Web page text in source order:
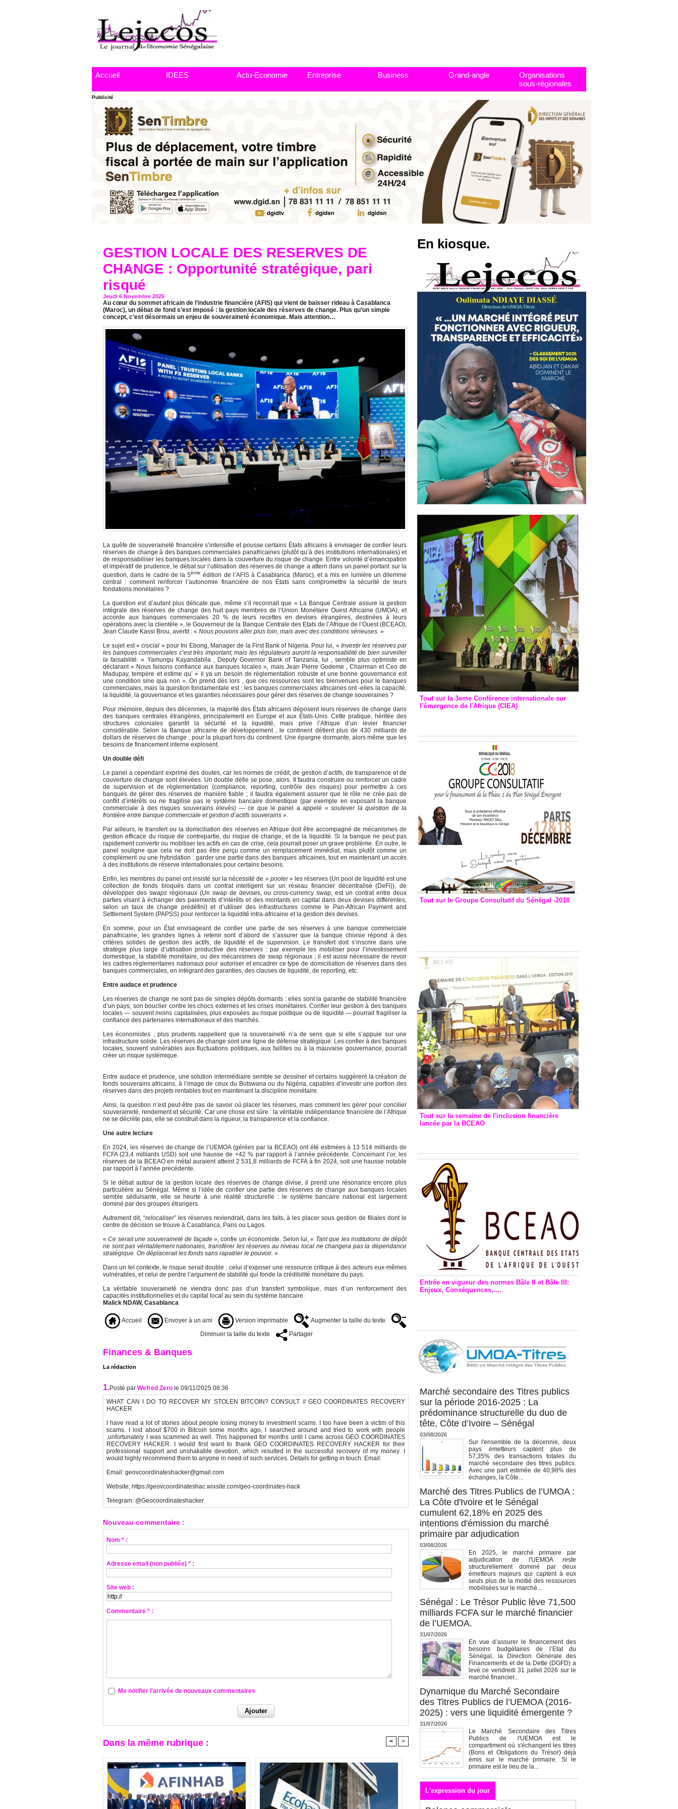
Accueil IDEES Actu-Economie Entreprise Business Grand-angle
Organisations
sous-régionales
Publicité
GESTION LOCALE DES RESERVES DE
CHANGE : Opportunité stratégique, pari
risqué
Jeudi 6 Novembre 2025
Au cœur du sommet africain de l’industrie financière (AFIS) qui vient de baisser rideau à Casablanca
(Maroc), un débat de fond s’est imposé : la gestion locale des réserves de change. Plus qu’un simple
concept, c’est désormais un enjeu de souveraineté économique. Mais attention…
La quête de souveraineté financière s’intensifie et pousse certains États africains à envisager de confier leurs
réserves de change à des banques commerciales panafricaines (plutôt qu’à des institutions internationales) et
de responsabiliser les banques locales dans la couverture du risque de change. Entre volonté d’émancipation
et impératif de prudence, le débat sur l’utilisation des réserves de change a atterri dans un panel portant sur la
question, dans le cadre de la 5ème édition de l’AFIS à Casablanca (Maroc), et a mis en lumière un dilemme
central : comment renforcer l’autonomie financière de nos États sans compromettre la sécurité de leurs
fondations monétaires ?
La question est d’autant plus délicate que, même s’il reconnait que « La Banque Centrale assure la gestion
intégrale des réserves de change des huit pays membres de l’Union Monétaire Ouest Africaine (UMOA), et
accorde aux banques commerciales 20 % de leurs recettes en devises étrangères, destinées à leurs
opérations avec la clientèle », le Gouverneur de la Banque Centrale des Etats de l’Afrique de l’Ouest (BCEAO),
Jean Claude Kassi Brou, avertit : « Nous pouvons aller plus loin, mais avec des conditions sérieuses. »
Le sujet est «crucial » pour Ini Ebong, Manager de la First Bank of Nigeria. Pour lui, «Investir les réserves par
les banques commerciales c’est très important, mais les régulateurs auront la responsabilité de bien surveiller
la faisabilité. » Yamungu Kayandabila , Deputy Governor Bank of Tanzania, lui , semble plus optimiste en
déclarant « Nous faisons confiance aux banques locales », mais Jean Pierre Godeme , Chairman et Ceo de
Madupay, tempére et estime qu’ « il ya un besoin de réglementation robuste et une bonne gouvernance est
une condition sine qua non ». On prend dés lors , que ces ressources sont les bienvenues pour le banques
commerciales, mais la question fondamentale est : les banques commerciales africaines ont -elles la capacité,
la liquidité, la gouvernance et les garanties nécessaires pour gérer des réserves de change souveraines ?
Pour mémoire, depuis des décennies, la majorité des États africains déposent leurs réserves de change dans
des banques centrales étrangères, principalement en Europe et aux États-Unis. Cette pratique, héritée des
structures coloniales garantit la sécurité et la liquidité, mais prive l’Afrique d’un levier financier
considérable. Selon la Banque africaine de développement , le continent détient plus de 430 milliards de
dollars de réserves de change , pour la plupart hors du continent. Une épargne dormante, alors même que les
besoins de financement interne explosent.
Un double défi
Le panel a cependant exprimé des doutes, car les normes de crédit, de gestion d’actifs, de transparence et de
couverture de change sont élevées. Un double défie se pose, alors. Il faudra construire ou renforcer un cadre
de supervision et de règlementation (compliance, reporting, contrôle des risques) pour permettre à ces
banques de gérer des réserves de manière fiable ; il faudra également assurer que le rôle ne crée pas de
conflit d’intérêts ou ne fragilise pas le système bancaire domestique (par exemple en exposant la banque
commerciale à des risques souverains élevés) — ce que le panel a appelé «soulever la question de la
frontière entre banque commerciale et gestion d’actifs souverains ».
Par ailleurs, le transfert ou la domiciliation des réserves en Afrique doit être accompagné de mécanismes de
gestion efficace du risque de contrepartie, du risque de change, et de la liquidité. Si la banque ne peut pas
rapidement convertir ou mobiliser les actifs en cas de crise, cela pourrait poser un grave problème. En outre, le
panel souligne que cela ne doit pas être perçu comme un remplacement immédiat, mais plutôt comme un
complément ou une hybridation : garder une partie dans des banques africaines, tout en maintenant un accès
à des institutions de réserve internationales pour certains besoins.
Enfin, les membres du panel ont insisté sur la nécessité de « pooler» les réserves (Un pool de liquidité est une
collection de fonds bloqués dans un contrat intelligent sur un réseau financier décentralisé (DeFi)), de
développer des swapsrégionaux (Un swap de devises, ou cross-currency swap, est un contrat entre deux
parties visant à échanger des paiements d’intérêts et des montants en capital dans deux devises différentes,
selon un taux de change prédéfini) et d’utiliser des infrastructures comme le Pan‑African Payment and
Settlement System (PAPSS) pour renforcer la liquidité intra-africaine et la gestion des devises.
En somme, pour un État envisageant de confier une partie de ses réserves à une banque commerciale
panafricaine, les grandes lignes à retenir sont d’abord de s’assurer que la banque choisie répond à des
critères solides de gestion des actifs, de liquidité et de supervision. Le transfert doit s’inscrire dans une
stratégie plus large d’utilisation productive des réserves : par exemple les mobiliser pour l’investissement
domestique, la stabilité monétaire, ou des mécanismes de swap régionaux ; il est aussi nécessaire de revoir
les cadres réglementaires nationaux pour autoriser et encadrer ce type de domiciliation de réserves dans des
banques commerciales, en intégrant des garanties, des clauses de liquidité, de reporting, etc.
Entre audace et prudence
Les réserves de change ne sont pas de simples dépôts dormants : elles sont la garantie de stabilité financière
d’un pays, son bouclier contre les chocs externes et les crises monétaires. Confier leur gestion à des banques
locales — souvent moins capitalisées, plus exposées au risque politique ou de liquidité — pourrait fragiliser la
confiance des partenaires internationaux et des marchés.
Les économistes , plus prudents rappellent que la souveraineté n’a de sens que si elle s’appuie sur une
infrastructure solide. Les réserves de change sont une ligne de défense stratégique. Les confier à des banques
locales, souvent vulnérables aux fluctuations politiques, aux faillites ou à la mauvaise gouvernance, pourrait
créer un risque systémique.
Entre audace et prudence, une solution intermédiaire semble se dessiner et certains suggèrent la création de
fonds souverains africains, à l’image de ceux du Botswana ou du Nigéria, capables d’investir une portion des
réserves dans des projets rentables tout en maintenant la discipline monétaire.
Ainsi, la question n’est peut-être pas de savoir où placer les réserves, mais comment les gérer pour concilier
souveraineté, rendement et sécurité. Car une chose est sûre : la véritable indépendance financière de l’Afrique
ne se décrète pas, elle se construit dans la rigueur, la transparence et la confiance.
Une autre lecture
En 2024, les réserves de change de l’UEMOA (gérées par la BCEAO) ont été estimées à 13 514 milliards de
FCFA (23,4 milliards USD) soit une hausse de +42 % par rapport à l’année précédente. Concernant l’or, les
réserves de la BCEAO en métal auraient atteint 2 531,8 milliards de FCFA à fin 2024, soit une hausse notable
par rapport à l’année précédente.
Si le débat autour de la gestion locale des réserves de change divise, il prend une résonance encore plus
particulière au Sénégal. Même si l’idée de confier une partie des réserves de change aux banques locales
semble séduisante, elle se heurte à une réalité structurelle : le système bancaire national est largement
dominé par des groupes étrangers.
Autrement dit, “relocaliser” les réserves reviendrait, dans les faits, à les placer sous gestion de filiales dont le
centre de décision se trouve à Casablanca, Paris ou Lagos.
«Ce serait une souveraineté de façade», confie un économiste. Selon lui, « Tant que les institutions de dépôt
ne sont pas véritablement nationales, transférer les réserves au niveau local ne changera pas la dépendance
stratégique. On déplacerait les fonds sans rapatrier le pouvoir. »
Dans un tel contexte, le risque serait double : celui d’exposer une ressource critique à des acteurs eux-mêmes
vulnérables, et celui de perdre l’argument de stabilité qui fonde la crédibilité monétaire du pays.
La véritable souveraineté ne viendra donc pas d’un transfert symbolique, mais d’un renforcement des
capacités institutionnelles et du capital local au sein du système bancaire.
Malick NDAW, Casablanca
Accueil Envoyer à un ami Version imprimable
Augmenter la taille du texte
Diminuer la taille du texte
Partager
Finances & Banques
La rédaction
1.Posté par Wefred Zero le 09/11/2025 08:36
WHAT CAN I DO TO RECOVER MY STOLEN BITCOIN? CONSULT // GEO COORDINATES RECOVERY
HACKER
I have read a lot of stories about people losing money to investment scams. I too have been a victim of this
scams. I lost about $700 in Bitcoin some months ago, I searched around and tried to work with people
,unfortunately I was scammed as well. This happened for months until I came across GEO COORDINATES
RECOVERY HACKER. I would first want to thank GEO COORDINATES RECOVERY HACKER for their
professional support and unshakable devotion, which resulted in the successful recovery of my money. I
would highly recommend them to anyone in need of such services. Details for getting in touch: Email:
Email: geovcoordinateshacker@gmail.com
Website; https://geovcoordinateshac.wixsite.com/geo-coordinates-hack
Telegram: @Geocoordinateshacker
Nouveau commentaire :
Nom * :
Adresse email (non publiée) * :
Site web :
Commentaire * :
Me notifier l'arrivée de nouveaux commentaires
Dans la même rubrique : < >
En kiosque.
Tout sur la 3eme Conférence internationale sur
l’émergence de l'Afrique (CIEA)
Tout sur le Groupe Consultatif du Sénégal -2018
Tout sur la semaine de l'inclusion financière
lancée par la BCEAO
Entrée en vigueur des normes Bâle II et Bâle III:
Enjeux, Conséquences,....
Marché secondaire des Titres publics
sur la période 2016-2025 : La
prédominance structurelle du duo de
tête, Côte d’Ivoire – Sénégal
03/08/2026
Sur l'ensemble de la décennie, deux
pays émetteurs captent plus de
57,35% des transactions totales du
marché secondaire des titres publics.
Avec une part estimée de 40,98% des
échanges, la Côte...
Marché des Titres Publics de l’UMOA :
La Côte d'Ivoire et le Sénégal
cumulent 62,18% en 2025 des
intentions d'émission du marché
primaire par adjudication
03/08/2026
En 2025, le marché primaire par
adjudication de l'UEMOA reste
structurellement dominé par deux
émetteurs majeurs qui captent à eux
seuls plus de la moitié des ressources
mobilisées sur le marché...
Sénégal : Le Trésor Public lève 71,500
milliards FCFA sur le marché financier
de l’UEMOA.
31/07/2026
En vue d’assurer le financement des
besoins budgétaires de l’Etat du
Sénégal, la Direction Générale des
Financements et de la Dette (DGFD) a
levé ce vendredi 31 juillet 2026 sur le
marché financier...
Dynamique du Marché Secondaire
des Titres Publics de l’UEMOA (2016-
2025) : vers une liquidité émergente ?
31/07/2026
Le Marché Secondaire des Titres
Publics de l'UEMOA est le
compartiment où s'échangent les titres
(Bons et Obligations du Trésor) déjà
émis sur le marché primaire. Si le
primaire est le lieu de la...
L'expression du jour